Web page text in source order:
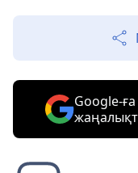
Google-